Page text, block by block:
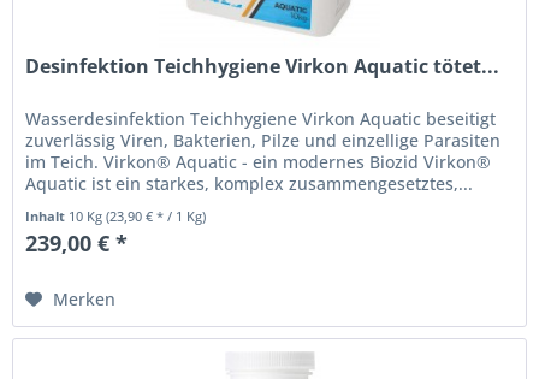
Desinfektion Teichhygiene Virkon Aquatic tötet...
Wasserdesinfektion Teichhygiene Virkon Aquatic beseitigt
zuverlässig Viren, Bakterien, Pilze und einzellige Parasiten
im Teich. Virkon® Aquatic - ein modernes Biozid Virkon®
Aquatic ist ein starkes, komplex zusammengesetztes,...
Inhalt 10 Kg(23,90 € * / 1 Kg)
239,00 € *
Merken